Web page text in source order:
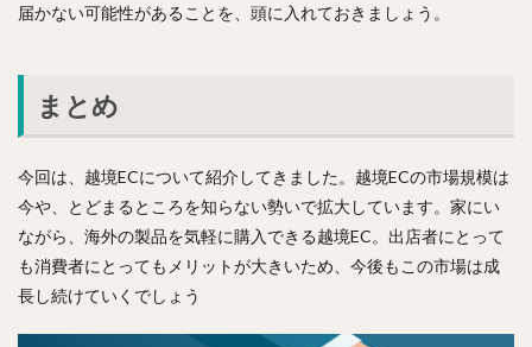
届かない可能性があることを、頭に入れておきましょう。
まとめ
今回は、越境ECについて紹介してきました。越境ECの市場規模は
今や、とどまるところを知らない勢いで拡大しています。家にい
ながら、海外の製品を気軽に購入できる越境EC。出店者にとって
も消費者にとってもメリットが大きいため、今後もこの市場は成
長し続けていくでしょう